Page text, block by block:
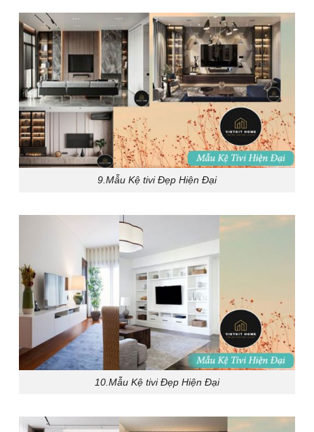
9.Mẫu Kệ tivi Đẹp Hiện Đại
10.Mẫu Kệ tivi Đẹp Hiện Đại